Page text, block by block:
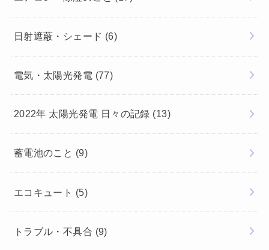
日射遮蔽・シェード (6)
電気・太陽光発電 (77)
2022年 太陽光発電 日々の記録 (13)
蓄電池のこと (9)
エコキュート (5)
トラブル・不具合 (9)